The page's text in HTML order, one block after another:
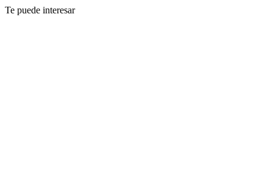
Te puede interesar